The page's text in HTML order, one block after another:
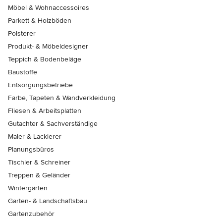
Möbel & Wohnaccessoires
Parkett & Holzböden
Polsterer
Produkt- & Möbeldesigner
Teppich & Bodenbeläge
Baustoffe
Entsorgungsbetriebe
Farbe, Tapeten & Wandverkleidung
Fliesen & Arbeitsplatten
Gutachter & Sachverständige
Maler & Lackierer
Planungsbüros
Tischler & Schreiner
Treppen & Geländer
Wintergärten
Garten- & Landschaftsbau
Gartenzubehör